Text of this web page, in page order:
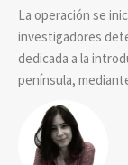
La operación se
investigadores
dedicada a la
península,